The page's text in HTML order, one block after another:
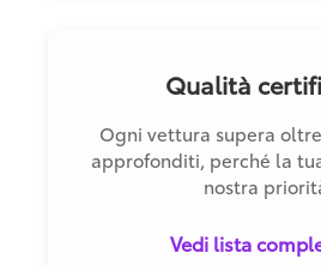
Qualità
Ogni vettura supera
approfonditi, perché la
nostra
Vedi lista